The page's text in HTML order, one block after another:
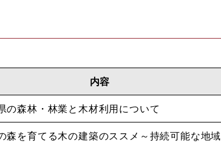
内容
の森林・林業と木材利用について
森を育てる木の建築のススメ～持続可能な地域